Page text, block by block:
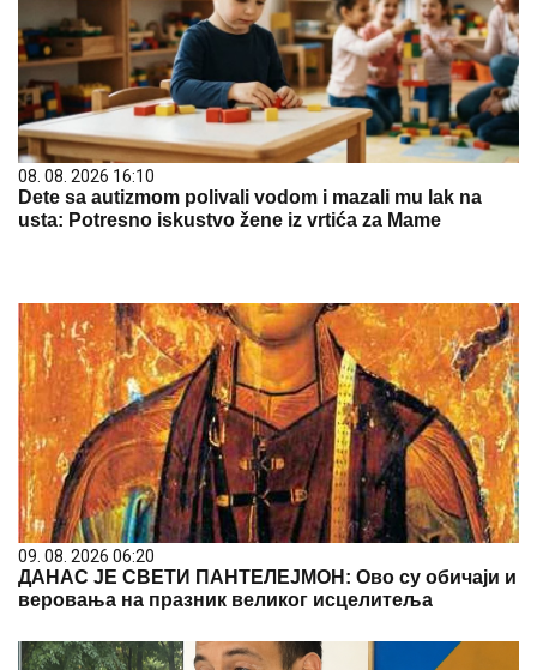
08. 08. 2026 16:10
Dete sa autizmom polivali vodom i mazali mu lak na
usta: Potresno iskustvo žene iz vrtića za Mame
09. 08. 2026 06:20
ДАНАС ЈЕ СВЕТИ ПАНТЕЛЕЈМОН: Ово су обичаји и
веровања на празник великог исцелитеља